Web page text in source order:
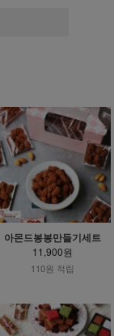
아몬드봉봉만들기세트
11,900원
110원 적립